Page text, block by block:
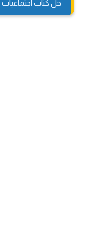
حل كتاب اجتماعيات اول